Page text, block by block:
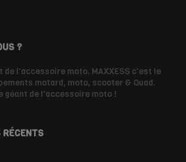
?
de l'accessoire moto. MAXXESS c'est le
motard, moto, scooter & Quad.
géant de l'accessoire moto !
RÉCENTS